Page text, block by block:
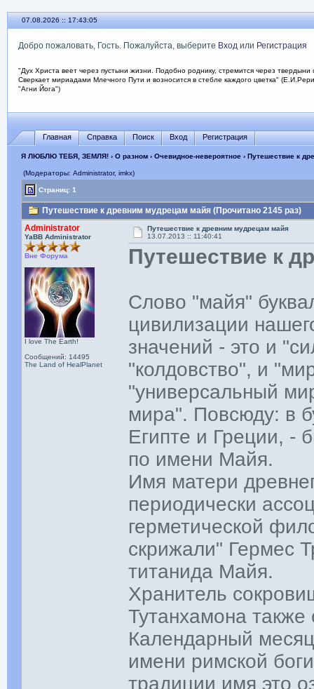
07.08.2026 :: 17:43:06
Добро пожаловать, Гость. Пожалуйста, выберите Входили Регистрация
"Дух Христа веет через пустыни жизни. Подобно роднику, стремится через твердыни
Сверкает мириадами Млечного Пути и возносится в стебле каждого цветка"
"Агни Йога")
Главная Справка Поиск Вход Регистрация
Я ЛЮБЛЮ ТЕБЯ, ЗЕМЛЯ!› О разном› Очевидное-невероятное› Путешествие к
(Модераторы: Administrator, imkx)
Страниц: 1
Путешествие к древним мудрецам майя (Прочитано 2145 раз)
Administrator
YaBB Administrator
Вне Форума
I love The Earth!
Сообщений: 14495
The Land of HealPlanet
Путешествие к древним мудрецам майя
13.07.2013 :: 11:40:41
Путешествие к
Слово "майя"
цивилизации
значений - это и
"колдовство", и
"универсальный
мира". Повсюду: в
Египте и Греции, -
по имени Майя.
Имя матери
периодически
герметической
скрижали" Гермес
титанида Майя.
Хранитель
Тутанхамона
Календарный
имени римской
традиции имя это